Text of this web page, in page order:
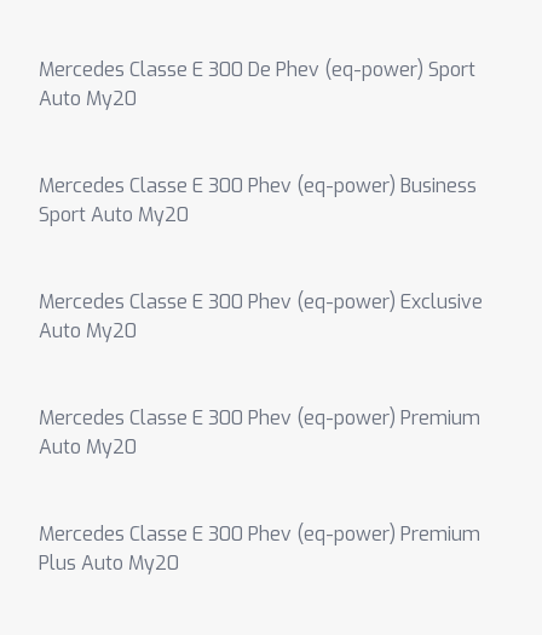
Mercedes Classe E 300 De Phev (eq-power) Sport
Auto My20
Mercedes Classe E 300 Phev (eq-power) Business
Sport Auto My20
Mercedes Classe E 300 Phev (eq-power) Exclusive
Auto My20
Mercedes Classe E 300 Phev (eq-power) Premium
Auto My20
Mercedes Classe E 300 Phev (eq-power) Premium
Plus Auto My20